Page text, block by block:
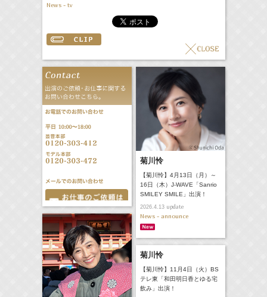
News - tv
菊川怜
【菊川怜】4月13日（月）～
16日（木）J-WAVE「Sanrio
SMILEY SMILE」出演！
2026.4.13update
News - announce
菊川怜
【菊川怜】11月4日（火）BS
テレ東「和田明日香とゆる宅
飲み」出演！